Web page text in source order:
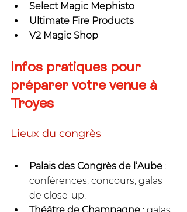
Select Magic Mephisto
Ultimate Fire Products
V2 Magic Shop
Infos pratiques pour
préparer votre venue à
Troyes
Lieux du congrès
Palais des Congrès de l’Aube :
conférences, concours, galas
de close-up.